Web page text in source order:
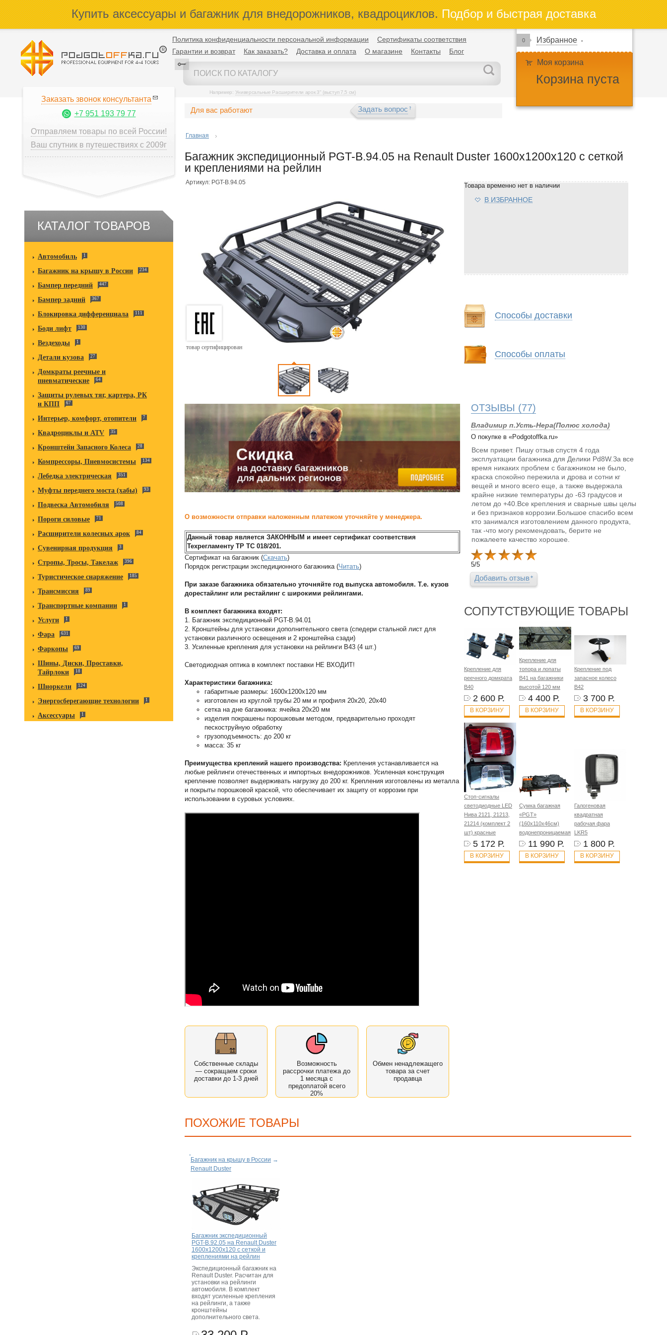
Купить аксессуары и багажник для внедорожников, квадроциклов.Подбор и быстрая доставка
Политика конфиденциальности персональной информации
Сертификаты соответствия
Гарантии и возврат
Как заказать? Доставка и оплата О магазине Контакты Блог
Например: Универсальные Расширители арок 3" (выступ 7,5 см)
0 Избранное
Моя корзина
Корзина пуста
Заказать звонок консультанта
+7 951 193 79 77
Отправляем товары по всей России!
Ваш спутник в путешествиях с 2009г
КАТАЛОГ ТОВАРОВ
Автомобиль 1
Багажник на крышу в России 234
Бампер передний 447
Бампер задний 367
Блокировка дифференциала 111
Боди лифт 130
Вездеходы 1
Детали кузова 27
Домкраты реечные и
пневматические
64
Защиты рулевых тяг, картера, РК
и КПП
67
Интерьер, комфорт, отопители 7
Квадроциклы и ATV 35
Кронштейн Запасного Колеса 28
Компрессоры, Пневмосистемы 134
Лебедка электрическая 351
Муфты переднего моста (хабы) 93
Подвеска Автомобиля 508
Пороги силовые 71
Расширители колесных арок 84
Сувенирная продукция 3
Стропы, Тросы, Такелаж 396
Туристическое снаряжение 185
Трансмиссия 89
Транспортные компании 1
Услуги 1
Фара 631
Фаркопы 69
Шины, Диски, Проставки,
Тайрлоки
18
Шноркели 124
Энергосберегающие технологии 1
Аксессуары 1
Для вас работают Задать вопрос
Главная
Багажник экспедиционный PGT-B.94.05 на Renault Duster 1600х1200х120 с сеткой
и креплениями на рейлин
Артикул: PGT-B.94.05
товар сертифицирован
О возможности отправки наложенным платежом уточняйте у менеджера.
Данный товар является ЗАКОННЫМ и имеет сертификат соответствия
Техрегламенту ТР ТС 018/201.
Сертификат на багажник (Скачать)
Порядок регистрации экспедиционного багажника (Читать)
При заказе багажника обязательно уточняйте год выпуска автомобиля. Т.е. кузов
дорестайлинг или рестайлинг с широкими рейлингами.
В комплект багажника входят:
1. Багажник экспедиционный PGT-B.94.01
2. Кронштейны для установки дополнительного света (спедери стальной лист для
установки различного освещения и 2 кронштейна сзади)
3. Усиленные крепления для установки на рейлинги B43 (4 шт.)
Светодиодная оптика в комплект поставки НЕ ВХОДИТ!
Характеристики багажника:
габаритные размеры: 1600х1200х120 мм
изготовлен из круглой трубы 20 мм и профиля 20х20, 20х40
сетка на дне багажника: ячейка 20х20 мм
изделия покрашены порошковым методом, предварительно проходят
пескоструйную обработку
грузоподъемность: до 200 кг
масса: 35 кг
Преимущества креплений нашего производства: Крепления устанавливается на
любые рейлинги отечественных и импортных внедорожников. Усиленная конструкция
крепление позволяет выдерживать нагрузку до 200 кг. Крепления изготовлены из металла
и покрыты порошковой краской, что обеспечивает их защиту от коррозии при
использовании в суровых условиях.
Собственные склады
— сокращаем сроки
доставки до 1-3 дней
Возможность
рассрочки платежа до
1 месяца с
предоплатой всего
20%
Обмен ненадлежащего
товара за счет
продавца
Товара временно нет в наличии
В ИЗБРАННОЕ
Способы доставки
Способы оплаты
ОТЗЫВЫ (77)
Владимир п.Усть-Нера(Полюс холода)
О покупке в «Podgotoffka.ru»
Всем привет. Пишу отзыв спустя 4 года
эксплуатации багажника для Делики Pd8W.За все
время никаких проблем с багажником не было,
краска спокойно пережила и дрова и сотни кг
вещей и много всего еще, а также выдержала
крайне низкие температуры до -63 градусов и
летом до +40.Все крепления и сварные швы целы
и без признаков коррозии.Большое спасибо всем
кто занимался изготовлением данного продукта,
так -что могу рекомендовать, берите не
пожалеете качество хорошее.
5/5
Добавить отзыв
СОПУТСТВУЮЩИЕ ТОВАРЫ
Крепление для
реечного домкрата
B40
2 600 Р.
В КОРЗИНУ
Крепление для
топора и лопаты
B41 на багажники
высотой 120 мм
4 400 Р.
В КОРЗИНУ
Крепление под
запасное колесо
B42
3 700 Р.
В КОРЗИНУ
Стоп-сигналы
светодиодные LED
Нива 2121, 21213,
21214 (комплект 2
шт) красные
5 172 Р.
В КОРЗИНУ
Сумка багажная
«PGT»
(160х110х46см)
водонепроницаемая
11 990 Р.
В КОРЗИНУ
Галогеновая
квадратная
рабочая фара
LKR5
1 800 Р.
В КОРЗИНУ
ПОХОЖИЕ ТОВАРЫ
Багажник на крышу в России →
Renault Duster
Багажник экспедиционный
PGT-B.92.05 на Renault Duster
1600х1200х120 с сеткой и
креплениями на рейлин
Экспедиционный багажник на
Renault Duster. Расчитан для
установки на рейлинги
автомобиля. В комплект
входят усиленные крепления
на рейлинги, а также
кронштейны
дополнительного света.